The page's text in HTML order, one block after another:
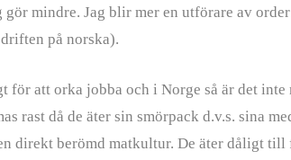
mindre. Jag blir mer en utförare av
på norska).
för att orka jobba och i Norge så är det
rast då de äter sin smörpack d.v.s. sina
direkt berömd matkultur. De äter dåligt till